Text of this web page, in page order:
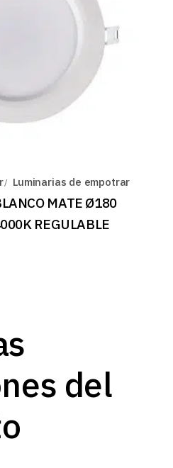
Luminarias de empotrar
MATE Ø180
REGULABLE
del